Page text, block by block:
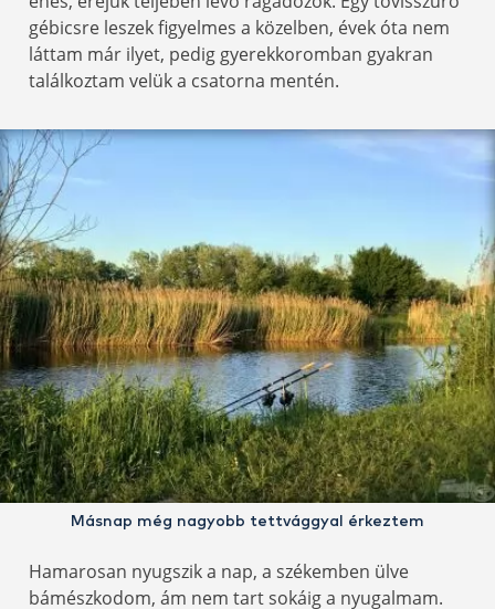
gébicsre leszek figyelmes a közelben, évek óta nem
láttam már ilyet, pedig gyerekkoromban gyakran
találkoztam velük a csatorna mentén.
Másnap még nagyobb tettvággyal érkeztem
Hamarosan nyugszik a nap, a székemben ülve
bámészkodom, ám nem tart sokáig a nyugalmam.